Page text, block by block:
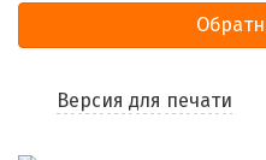
Версия для печати